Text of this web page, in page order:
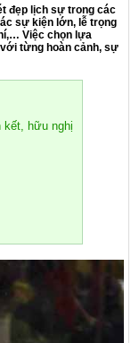
đẹp lịch sự trong các
sự kiện lớn, lễ trọng
Việc chọn lựa
từng hoàn cảnh, sự
kết, hữu nghị